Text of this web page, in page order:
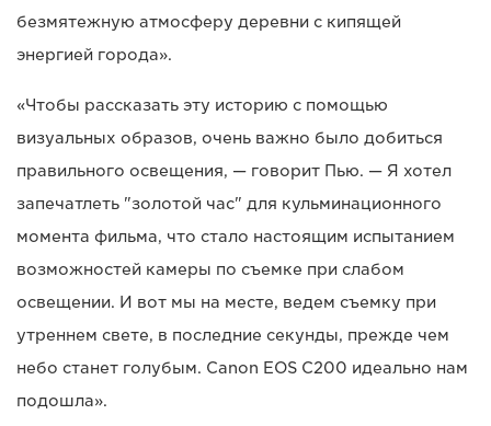
безмятежную атмосферу деревни с кипящей
энергией города».
«Чтобы рассказать эту историю с помощью
визуальных образов, очень важно было добиться
правильного освещения, — говорит Пью. — Я хотел
запечатлеть "золотой час" для кульминационного
момента фильма, что стало настоящим испытанием
возможностей камеры по съемке при слабом
освещении. И вот мы на месте, ведем съемку при
утреннем свете, в последние секунды, прежде чем
небо станет голубым. Canon EOS C200 идеально нам
подошла».